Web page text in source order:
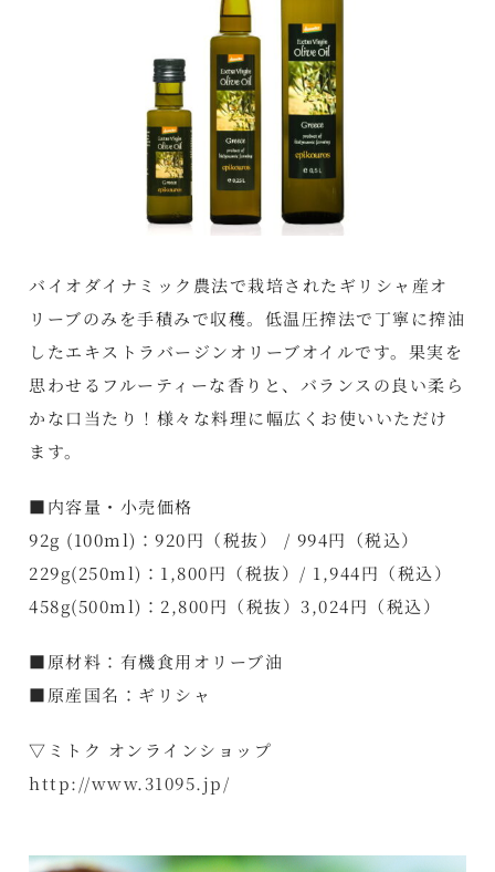
バイオダイナミック農法で栽培されたギリシャ産オ
リーブのみを手積みで収穫。低温圧搾法で丁寧に搾油
したエキストラバージンオリーブオイルです。果実を
思わせるフルーティーな香りと、バランスの良い柔ら
かな口当たり！様々な料理に幅広くお使いいただけ
ます。
■内容量・小売価格
92g (100ml)：920円（税抜） / 994円（税込）
229g(250ml)：1,800円（税抜）/ 1,944円（税込）
458g(500ml)：2,800円（税抜）3,024円（税込）
■原材料：有機食用オリーブ油
■原産国名：ギリシャ
▽ミトク オンラインショップ
http://www.31095.jp/